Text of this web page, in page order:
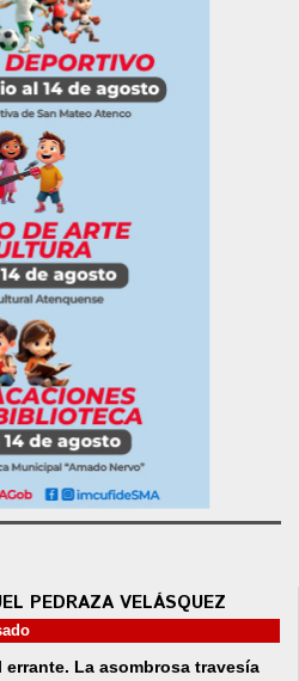
PEDRAZA VELÁSQUEZ
errante. La asombrosa travesía